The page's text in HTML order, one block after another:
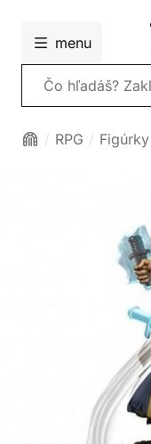
menu
Vyhľadávanie
RPG Figúrky